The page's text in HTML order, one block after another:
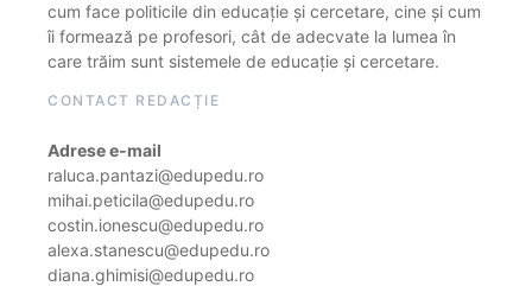
cum face politicile din educație și cercetare, cine și cum
îi formează pe profesori, cât de adecvate la lumea în
care trăim sunt sistemele de educație și cercetare.
CONTACT REDACȚIE
Adrese e-mail
raluca.pantazi@edupedu.ro
mihai.peticila@edupedu.ro
costin.ionescu@edupedu.ro
alexa.stanescu@edupedu.ro
diana.ghimisi@edupedu.ro